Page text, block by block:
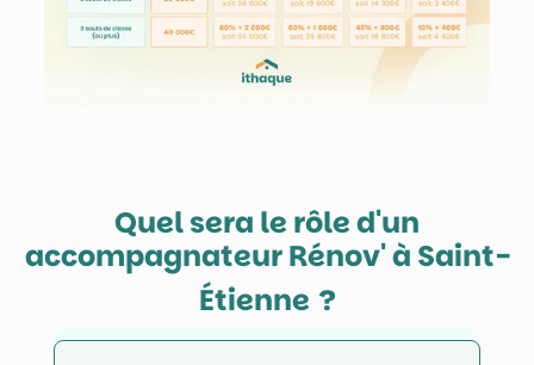
Quel sera le rôle d'un
accompagnateur Rénov' à Saint-
Étienne?